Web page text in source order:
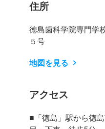
住所
徳島歯科学院専門学
５号
地図を見る
アクセス
■「徳島」駅から徳